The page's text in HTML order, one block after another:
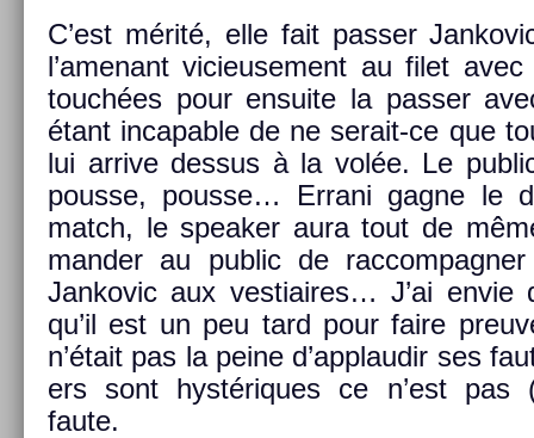
C’est mérité, elle fait pass­er
l’amenant vicieuse­ment au filet
touchées pour en­suite la pass­er
étant in­cap­able de ne serait-ce que
lui ar­rive de­ssus à la volée. Le
pous­se, pous­se… Er­rani gagne le
match, le speak­er aura tout de
mand­er au pub­lic de
Jan­kovic aux ves­tiaires… J’ai envie
qu’il est un peu tard pour faire
n’était pas la peine d’applaudir ses
ers sont hyst­ériques ce n’est pas
faute.